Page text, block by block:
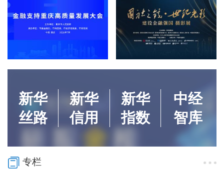
新华
丝路
新华
信用
新华
指数
中经
智库
专栏